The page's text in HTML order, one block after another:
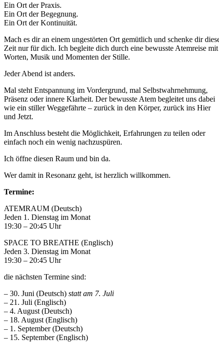
Ein Ort der Praxis.
Ein Ort der Begegnung.
Ein Ort der Kontinuität.
Mach es dir an einem ungestörten Ort gemütlich und schenke dir
Zeit nur für dich. Ich begleite dich durch eine bewusste Atemreise mit
Worten, Musik und Momenten der Stille.
Jeder Abend ist anders.
Mal steht Entspannung im Vordergrund, mal Selbstwahrnehmung,
Präsenz oder innere Klarheit. Der bewusste Atem begleitet uns dabei
wie ein stiller Weggefährte – zurück in den Körper, zurück ins Hier
und Jetzt.
Im Anschluss besteht die Möglichkeit, Erfahrungen zu teilen oder
einfach noch ein wenig nachzuspüren.
Ich öffne diesen Raum und bin da.
Wer damit in Resonanz geht, ist herzlich willkommen.
Termine:
ATEMRAUM (Deutsch)
Jeden 1. Dienstag im Monat
19:30 – 20:45 Uhr
SPACE TO BREATHE (Englisch)
Jeden 3. Dienstag im Monat
19:30 – 20:45 Uhr
die nächsten Termine sind:
– 30. Juni (Deutsch) statt am 7. Juli
– 21. Juli (Englisch)
– 4. August (Deutsch)
– 18. August (Englisch)
– 1. September (Deutsch)
– 15. September (Englisch)